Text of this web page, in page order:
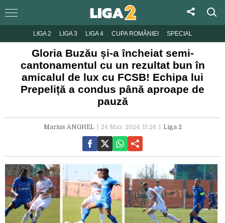
LIGA 2 LIGA 3 LIGA 4 CUPA ROMÂNIEI SPECIAL
Gloria Buzău și-a încheiat semi-
cantonamentul cu un rezultat bun în
amicalul de lux cu FCSB! Echipa lui
Prepeliță a condus până aproape de
pauză
Marius ANGHEL 24 Mar. 2024, 11:26 Liga 2